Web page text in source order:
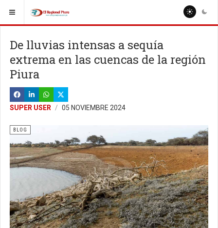
De lluvias intensas a sequía
extrema en las cuencas de la región
Piura
SUPER USER 05 NOVIEMBRE 2024
BLOG